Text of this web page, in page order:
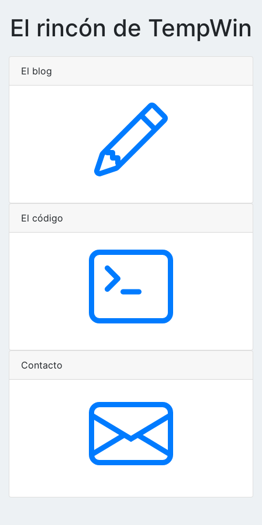
El rincón de TempWin
El blog
El código
Contacto